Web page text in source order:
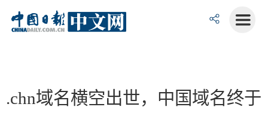
.chn域名横空出世，中国域名终于